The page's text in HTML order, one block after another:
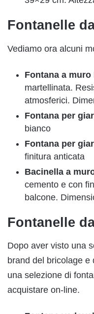
Fontanelle
Vediamo ora alcuni
Fontana a muro
martellinata.
atmosferici.
Fontana per
bianco
Fontana per
finitura anticata
Bacinella a
cemento e con
balcone.
Fontanelle
Dopo aver visto una
brand del bricolage
una selezione di
acquistare on-line.